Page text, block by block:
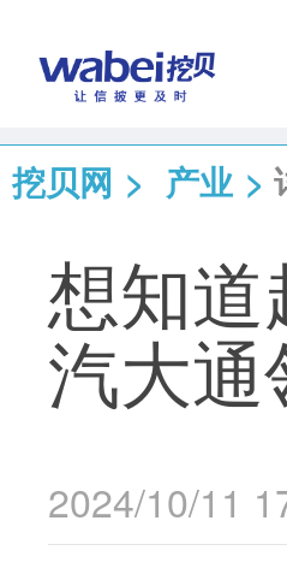
挖贝网 > 产业 >
想知
汽大
2024/10/11